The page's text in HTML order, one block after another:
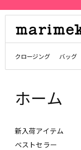
クロージング バッグ
ホーム
新入荷アイテム
ベストセラー